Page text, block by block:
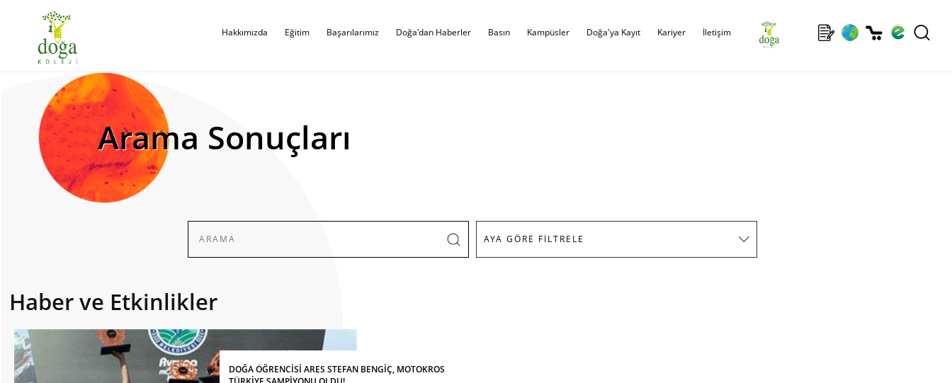
Hakkımızda Eğitim Başarılarımız Doğa'dan Haberler Basın Kampüsler Doğa'ya Kayıt Kariyer İletişim
Arama Sonuçları
Haber ve Etkinlikler
DOĞA ÖĞRENCİSİ ARES STEFAN BENGİÇ, MOTOKROS